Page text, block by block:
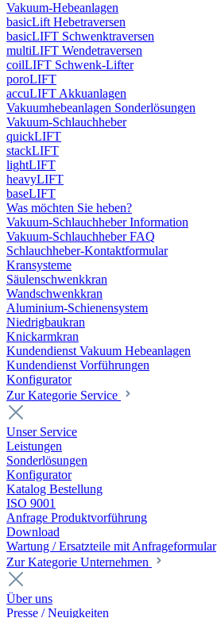
Vakuum-Hebeanlagen
basicLift Hebetraversen
basicLIFT Schwenktraversen
multiLIFT Wendetraversen
coilLIFT Schwenk-Lifter
poroLIFT
accuLIFT Akkuanlagen
Vakuumhebeanlagen Sonderlösungen
Vakuum-Schlauchheber
quickLIFT
stackLIFT
lightLIFT
heavyLIFT
baseLIFT
Was möchten Sie heben?
Vakuum-Schlauchheber Information
Vakuum-Schlauchheber FAQ
Schlauchheber-Kontaktformular
Kransysteme
Säulenschwenkkran
Wandschwenkkran
Aluminium-Schienensystem
Niedrigbaukran
Knickarmkran
Kundendienst Vakuum Hebeanlagen
Kundendienst Vorführungen
Konfigurator
Zur Kategorie Service
Unser Service
Leistungen
Sonderlösungen
Konfigurator
Katalog Bestellung
ISO 9001
Anfrage Produktvorführung
Download
Wartung / Ersatzteile mit Anfrageformular
Zur Kategorie Unternehmen
Über uns
Presse / Neuigkeiten